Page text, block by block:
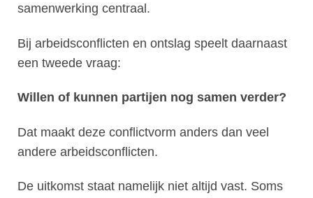
samenwerking centraal.
Bij arbeidsconflicten en ontslag speelt daarnaast
een tweede vraag:
Willen of kunnen partijen nog samen verder?
Dat maakt deze conflictvorm anders dan veel
andere arbeidsconflicten.
De uitkomst staat namelijk niet altijd vast. Soms